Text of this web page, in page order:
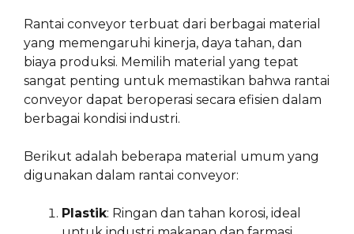
Rantai conveyor terbuat dari berbagai material
yang memengaruhi kinerja, daya tahan, dan
biaya produksi. Memilih material yang tepat
sangat penting untuk memastikan bahwa rantai
conveyor dapat beroperasi secara efisien dalam
berbagai kondisi industri.
Berikut adalah beberapa material umum yang
digunakan dalam rantai conveyor:
Plastik: Ringan dan tahan korosi, ideal